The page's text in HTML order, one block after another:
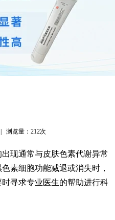
浏览量： 212次
现通常与皮肤色素代谢异常
素细胞功能减退或消失时，
寻求专业医生的帮助进行科